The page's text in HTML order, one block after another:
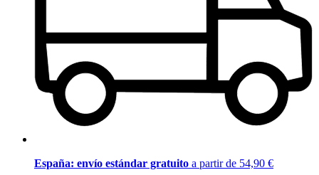
España: envío estándar gratuito a partir de 54,90 €